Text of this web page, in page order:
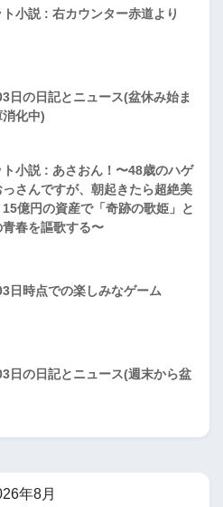
小説 : 右カウンター赤道より
日の日記とニュース(盆休み始ま
化中)
小説 : あさおん！〜48歳のハゲ
さんですが、朝起きたら超絶美
億円の資産で「奇跡の歌姫」と
青春を謳歌する〜
日時点での楽しみなゲーム
日の日記とニュース(週末から盆
年8月